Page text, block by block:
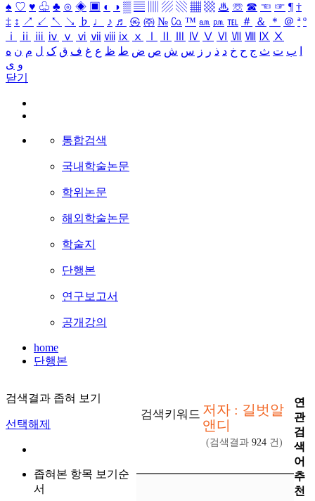
♠ ♡ ♥ ♧ ♣ ⊙ ◈ ▣ ◐ ◑ ▒ ▤ ▨ ▧ ▦ ▩ ♨ ☏ ☎ ☜ ☞ ¶ †
‡ ↕ ↗ ↙ ↖ ↘ ♭ ♩ ♪ ♬ ㉿ ㈜ № ㏇ ™ ㏂ ㏘ ℡ ＃ ＆ ＊ ＠ ª º
ⅰ
ⅱ ⅲ ⅳ ⅴ ⅵ ⅶ ⅷ ⅸ ⅹ Ⅳ Ⅴ Ⅵ Ⅶ Ⅷ Ⅸ Ⅹ
ب ت ث ج ح خ د ذ ر ز س ش ص ض ط ظ ع غ ف ق ک ل م ن ه
و ی
닫기
통합검색
국내학술논문
학위논문
해외학술논문
학술지
단행본
연구보고서
공개강의
home
단행본
검색결과 좁혀 보기
선택해제
좁혀본 항목 보기순
서
검색키워드 저자 : 길벗알
앤디
(검색결과 924 건)
연
관
검
색
어
추
천